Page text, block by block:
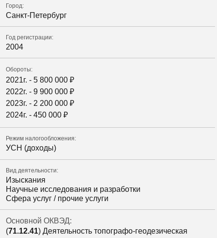
Город:
Санкт-Петербург
Год регистрации:
2004
Обороты:
2021г. - 5 800 000 ₽
2022г. - 9 900 000 ₽
2023г. - 2 200 000 ₽
2024г. - 450 000 ₽
Режим налогообложения:
УСН (доходы)
Вид деятельности:
Изыскания
Научные исследования и разработки
Сфера услуг / прочие услуги
Основной ОКВЭД:
(71.12.41) Деятельность топографо-геодезическая